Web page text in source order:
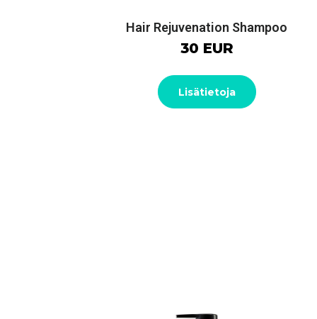
Hair Rejuvenation Shampoo
30 EUR
Lisätietoja